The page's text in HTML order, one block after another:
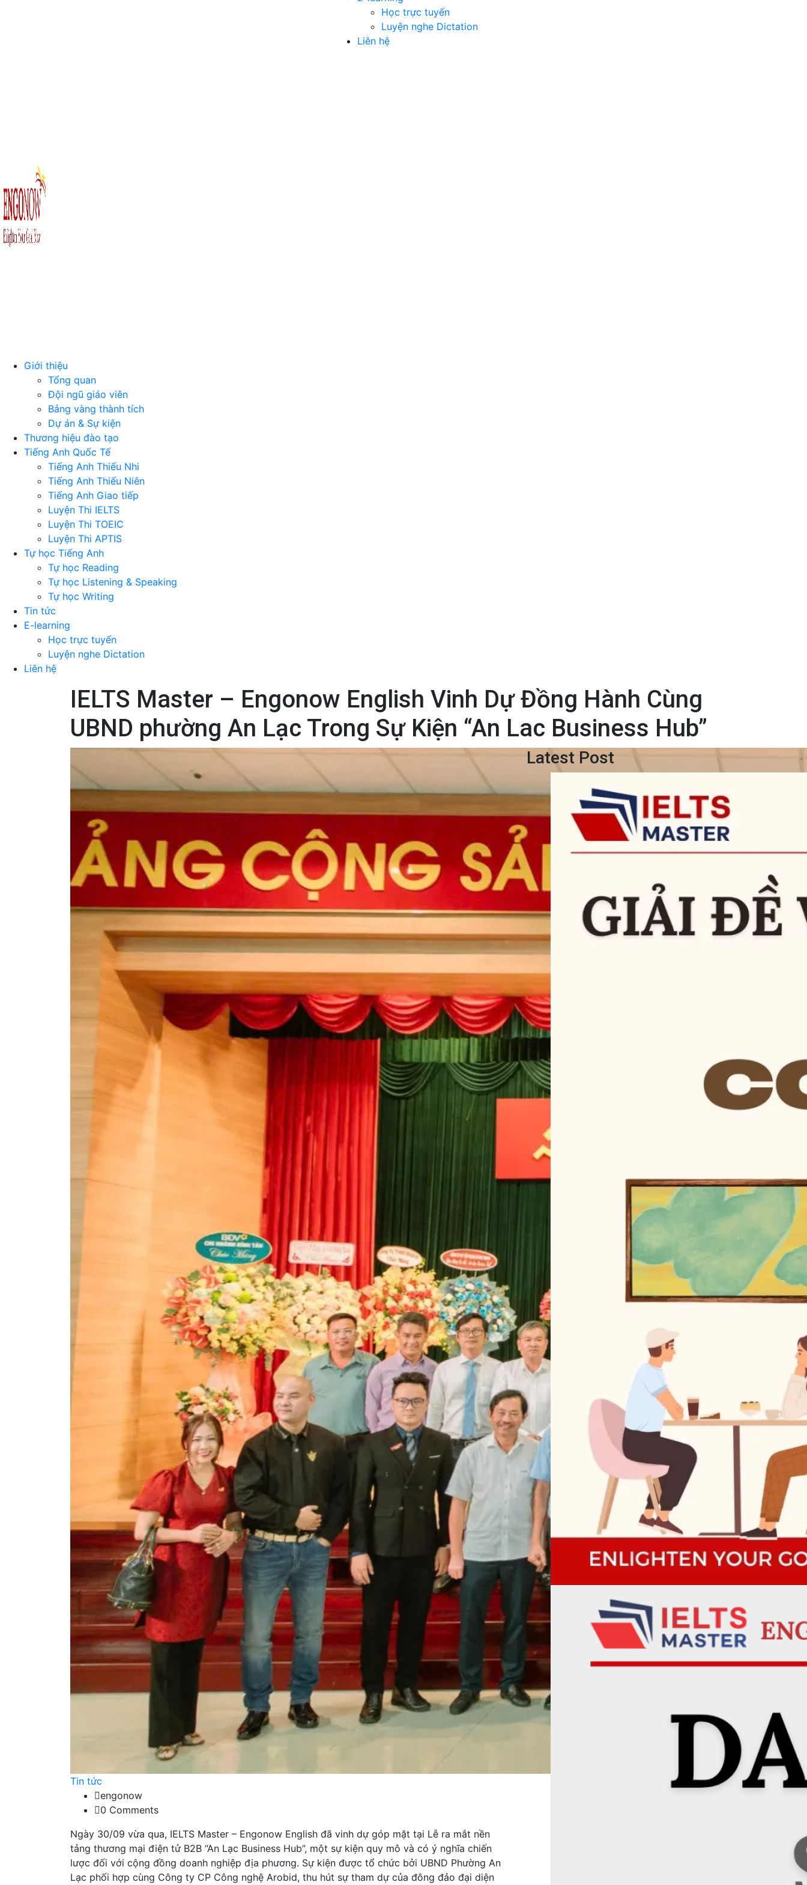
Học trực tuyến
Luyện nghe Dictation
Liên hệ
Giới thiệu
Tổng quan
Đội ngũ giáo viên
Bảng vàng thành tích
Dự án & Sự kiện
Thương hiệu đào tạo
Tiếng Anh Quốc Tế
Tiếng Anh Thiếu Nhi
Tiếng Anh Thiếu Niên
Tiếng Anh Giao tiếp
Luyện Thi IELTS
Luyện Thi TOEIC
Luyện Thi APTIS
Tự học Tiếng Anh
Tự học Reading
Tự học Listening & Speaking
Tự học Writing
Tin tức
E-learning
Học trực tuyến
Luyện nghe Dictation
Liên hệ
IELTS Master – Engonow English Vinh Dự Đồng Hành Cùng
UBND phường An Lạc Trong Sự Kiện “An Lac Business Hub”
Tin tức
engonow
0 Comments
Ngày 30/09 vừa qua, IELTS Master – Engonow English đã vinh dự góp mặt tại Lễ ra mắt nền
tảng thương mại điện tử B2B “An Lạc Business Hub”, một sự kiện quy mô và có ý nghĩa chiến
lược đối với cộng đồng doanh nghiệp địa phương. Sự kiện được tổ chức bởi UBND Phường An
Lạc phối hợp cùng Công ty CP Công nghệ Arobid, thu hút sự tham dự của đông đảo đại diện
Latest Post